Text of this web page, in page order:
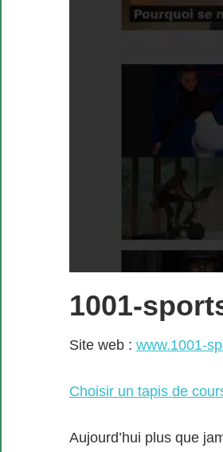
1001-
Site web : www.1001-
Choisir un tapis de
Aujourd’hui plus que